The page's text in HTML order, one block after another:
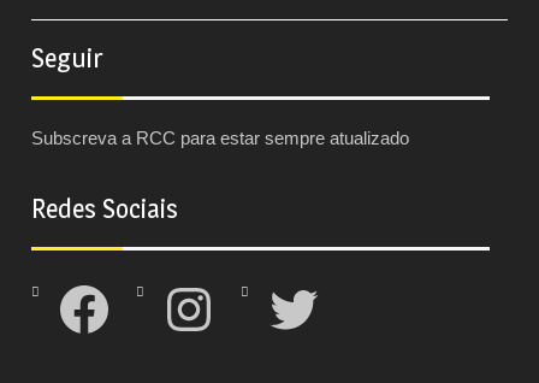
Seguir
Subscreva a RCC para estar sempre atualizado
Redes Sociais
Facebook Instagram Twitter